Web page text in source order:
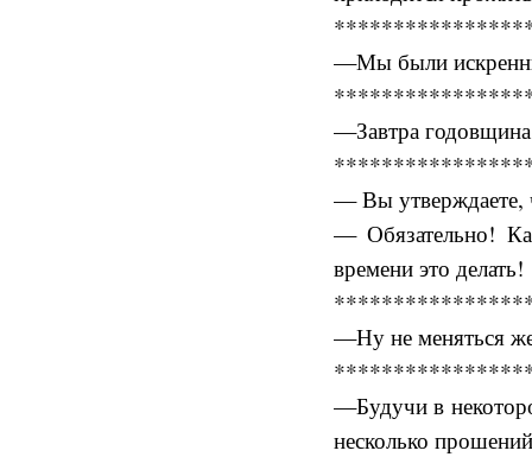
—Мы были
—Завтра
— Вы утверждаете,
— Обязательно!
времени это делать!
—Ну не меняться
—Будучи в
несколько